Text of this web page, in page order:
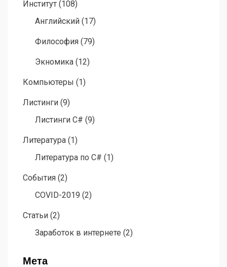
Институт (108)
Английский (17)
Философия (79)
Экномика (12)
Компьютеры (1)
Листинги (9)
Листинги C# (9)
Литература (1)
Литература по C# (1)
События (2)
COVID-2019 (2)
Статьи (2)
Заработок в интернете (2)
Мета